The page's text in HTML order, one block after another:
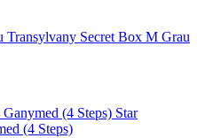
Transylvany Secret Box M Grau
Star
(4 Steps)